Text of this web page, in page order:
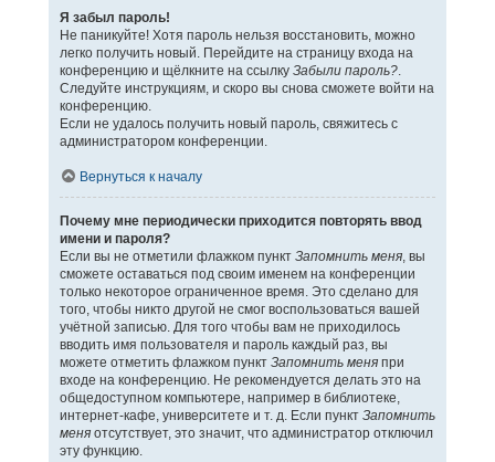
Я забыл пароль!
Не паникуйте! Хотя пароль нельзя восстановить, можно
легко получить новый. Перейдите на страницу входа на
конференцию и щёлкните на ссылку Забыли пароль?.
Следуйте инструкциям, и скоро вы снова сможете войти на
конференцию.
Если не удалось получить новый пароль, свяжитесь с
администратором конференции.
Вернуться к началу
Почему мне периодически приходится повторять ввод
имени и пароля?
Если вы не отметили флажком пункт Запомнить меня, вы
сможете оставаться под своим именем на конференции
только некоторое ограниченное время. Это сделано для
того, чтобы никто другой не смог воспользоваться вашей
учётной записью. Для того чтобы вам не приходилось
вводить имя пользователя и пароль каждый раз, вы
можете отметить флажком пункт Запомнить меняпри
входе на конференцию. Не рекомендуется делать это на
общедоступном компьютере, например в библиотеке,
интернет-кафе, университете и т. д. Если пункт Запомнить
меняотсутствует, это значит, что администратор отключил
эту функцию.